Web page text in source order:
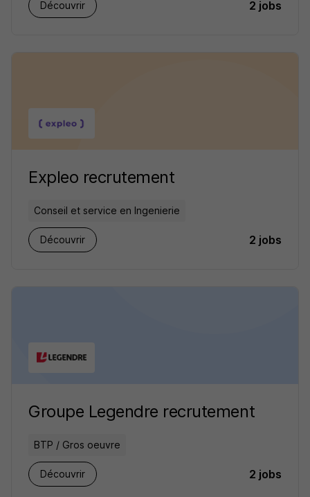
Découvrir 2 jobs
Expleo recrutement
Conseil et service en Ingenierie
Découvrir 2 jobs
Groupe Legendre recrutement
BTP / Gros oeuvre
Découvrir 2 jobs